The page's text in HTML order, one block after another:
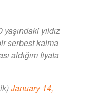
yıldız
serbest kalma
aldığım fiyata
January 14,